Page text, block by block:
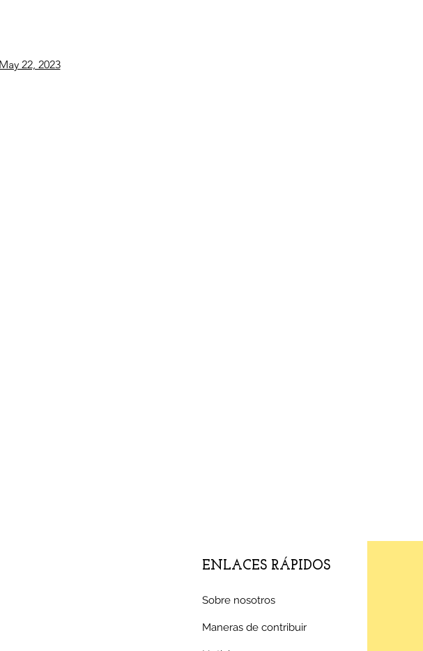
22, 2023
ENLACES RÁPIDOS
Sobre nosotros
Maneras de contribuir